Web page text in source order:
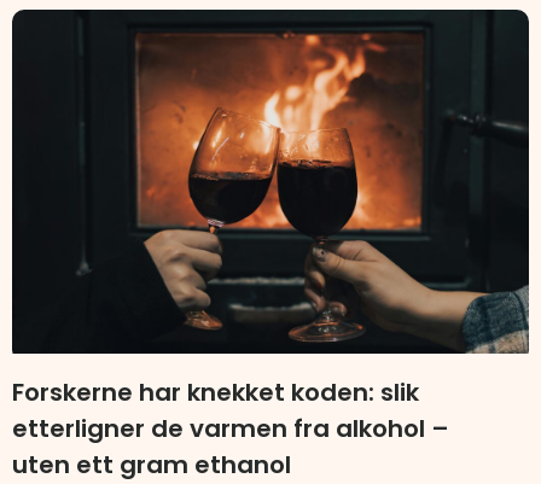
Forskerne har knekket koden: slik
etterligner de varmen fra alkohol –
uten ett gram ethanol